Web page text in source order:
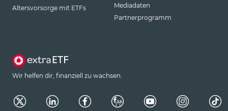
Altersvorsorge mit ETFs
Mediadaten
Partnerprogramm
Wir helfen dir, finanziell zu wachsen.